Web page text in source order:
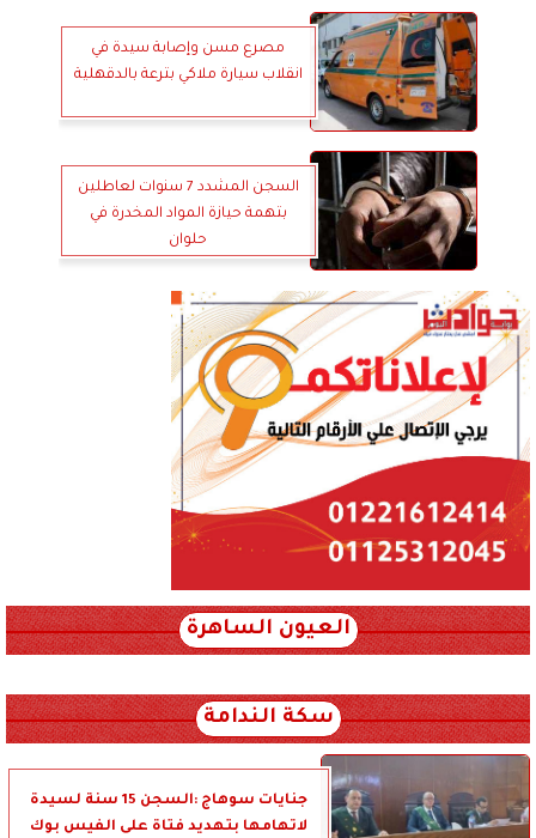
مصرع مسن وإصابة سيدة في
انقلاب سيارة ملاكي بترعة بالدقهلية
السجن المشدد 7 سنوات لعاطلين
بتهمة حيازة المواد المخدرة في
حلوان
العيون الساهرة
سكة الندامة
جنايات سوهاج :السجن 15 سنة لسيدة
لاتهامها بتهديد فتاة على الفيس بوك